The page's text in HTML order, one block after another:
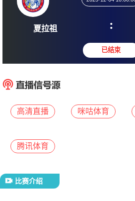
夏拉祖
2025-
高清直播 咪咕体育
腾讯体育
比赛介绍